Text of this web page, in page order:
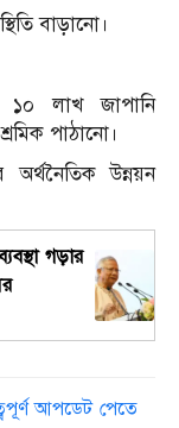
বাড়ানো।
লাখ জাপানি
পাঠানো।
অর্থনৈতিক উন্নয়ন
গড়ার
আপডেট পেতে